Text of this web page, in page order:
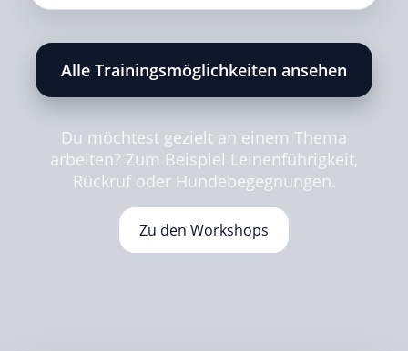
Alle Trainingsmöglichkeiten ansehen
Du möchtest gezielt an einem Thema
arbeiten? Zum Beispiel Leinenführigkeit,
Rückruf oder Hundebegegnungen.
Zu den Workshops